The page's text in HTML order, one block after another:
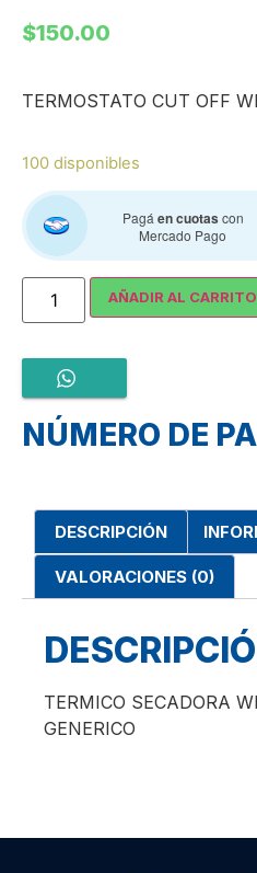
$150.00
TERMOSTATO CUT OFF
100 disponibles
Pagáen cuotas con
Mercado Pago
AÑADIR AL CARRITO
NÚMERO DE
DESCRIPCIÓN
VALORACIONES (0)
TERMICO SECADORA
GENERICO